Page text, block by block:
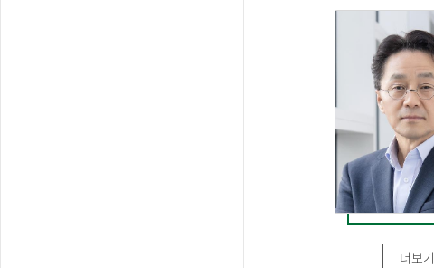
더보기